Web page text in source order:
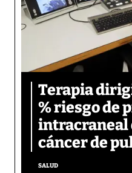
Terapia
% riesgo de
intracraneal
cáncer de
SALUD